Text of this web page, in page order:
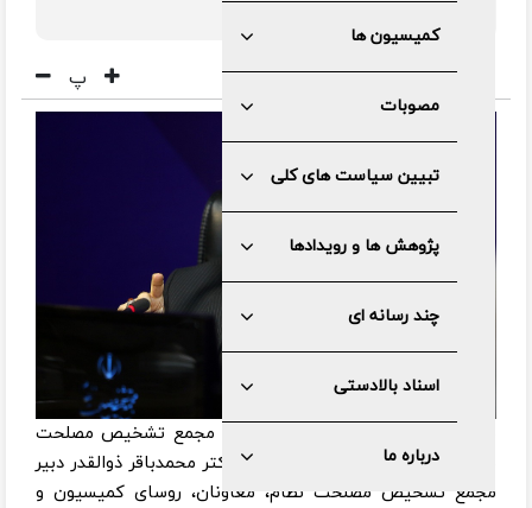
کمیسیون ها
مصوبات
تبیین سیاست های کلی
پژوهش ها و رویدادها
چند رسانه ای
اسناد بالادستی
درباره ما
پ
به گزارش مرکز رسانه و روابط عمومی مجمع تشخیص مصلحت
نظام، جلسه شورای مدیران باحضور دکتر محمدباقر ذوالقدر دبیر
مجمع تشخیص مصلحت نظام، معاونان، روسای کمیسیون و